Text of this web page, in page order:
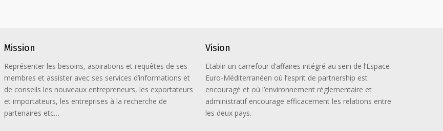
Mission
Représenter les besoins, aspirations et requêtes de ses
membres et assister avec ses services d’informations et
de conseils les nouveaux entrepreneurs, les exportateurs
et importateurs, les entreprises à la recherche de
partenaires etc…
Vision
Etablir un carrefour d’affaires intégré au sein de l’Espace
Euro-Méditerranéen où l’esprit de partnership est
encouragé et où l’environnement réglementaire et
administratif encourage efficacement les relations entre
les deux pays.